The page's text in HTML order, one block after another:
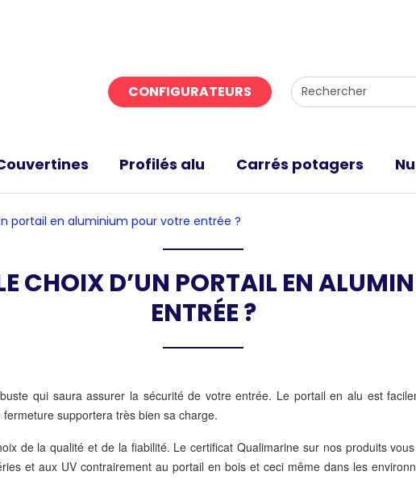
CONFIGURATEURS
Profilés alu Carrés potagers
portail en aluminium pour votre entrée ?
CHOIX D’UN PORTAIL EN
ENTRÉE ?
qui saura assurer la sécurité de votre entrée. Le portail en alu est
supportera très bien sa charge.
de la qualité et de la fiabilité. Le certificat Qualimarine sur nos produits
et aux UV contrairement au portail en bois et ceci même dans les